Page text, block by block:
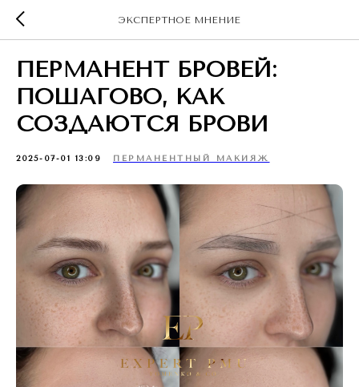
ЭКСПЕРТНОЕ МНЕНИЕ
ПЕРМАНЕНТ БРОВЕЙ:
ПОШАГОВО, КАК
СОЗДАЮТСЯ БРОВИ
2025-07-01 13:09 ПЕРМАНЕНТНЫЙ МАКИЯЖ